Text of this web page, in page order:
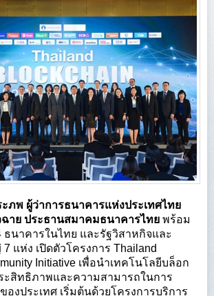
ภพ ผู้ว่าการธนาคารแห่งประเทศไทย
าย ประธานสมาคมธนาคารไทย พร้อม
ธนาคารในไทย และรัฐวิสาหกิจและ
แห่ง เปิดตัวโครงการ Thailand
Initiative เพื่อนำเทคโนโลยีบล็อก
ะสิทธิภาพและความสามารถในการ
องประเทศ เริ่มต้นด้วยโครงการบริการ